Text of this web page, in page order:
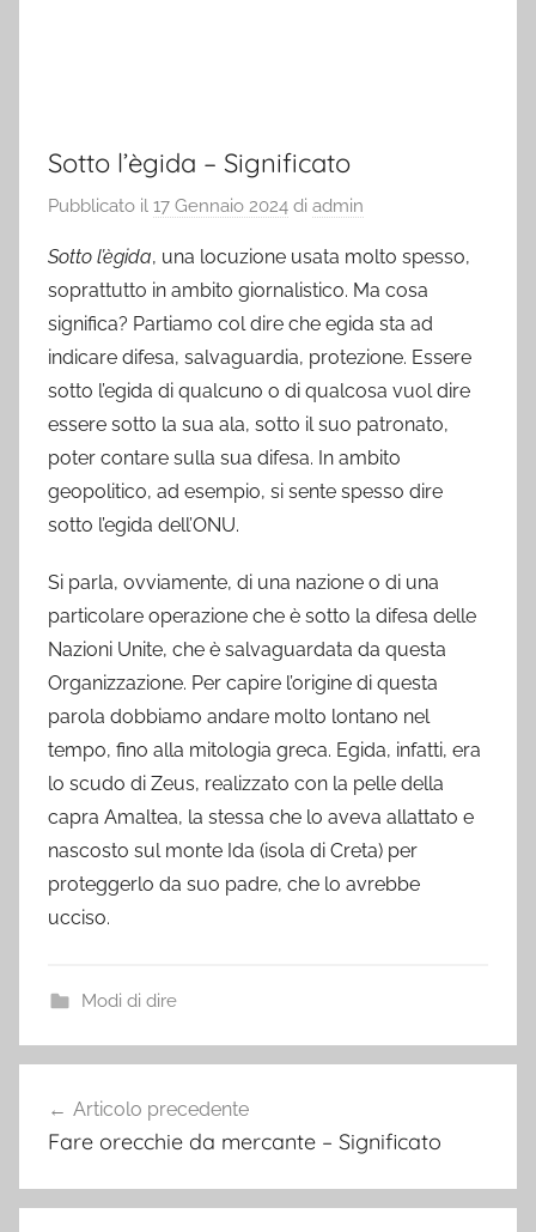
Sotto l’ègida – Significato
Pubblicato il 17 Gennaio 2024 di admin
Sotto l’ègida, una locuzione usata molto spesso,
soprattutto in ambito giornalistico. Ma cosa
significa? Partiamo col dire che egida sta ad
indicare difesa, salvaguardia, protezione. Essere
sotto l’egida di qualcuno o di qualcosa vuol dire
essere sotto la sua ala, sotto il suo patronato,
poter contare sulla sua difesa. In ambito
geopolitico, ad esempio, si sente spesso dire
sotto l’egida dell’ONU.
Si parla, ovviamente, di una nazione o di una
particolare operazione che è sotto la difesa delle
Nazioni Unite, che è salvaguardata da questa
Organizzazione. Per capire l’origine di questa
parola dobbiamo andare molto lontano nel
tempo, fino alla mitologia greca. Egida, infatti, era
lo scudo di Zeus, realizzato con la pelle della
capra Amaltea, la stessa che lo aveva allattato e
nascosto sul monte Ida (isola di Creta) per
proteggerlo da suo padre, che lo avrebbe
ucciso.
Modi di dire
articoli
Articolo precedente
Fare orecchie da mercante – Significato